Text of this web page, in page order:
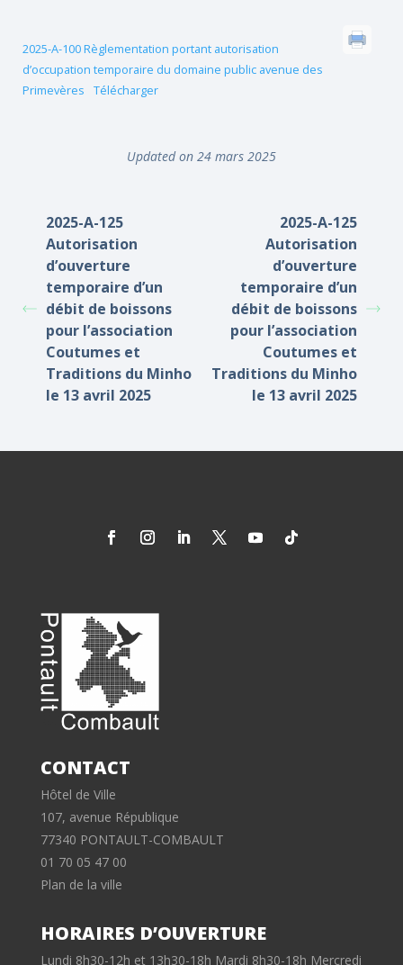
2025-A-100 Règlementation portant autorisation
d’occupation temporaire du domaine public avenue des
Primevères
Télécharger
Updated on 24 mars 2025
2025-A-125
Autorisation
d’ouverture
temporaire d’un
débit de boissons
pour l’association
Coutumes et
Traditions du Minho
le 13 avril 2025
2025-A-125
Autorisation
d’ouverture
temporaire d’un
débit de boissons
pour l’association
Coutumes et
Traditions du Minho
le 13 avril 2025
CONTACT
Hôtel de Ville
107, avenue République
77340 PONTAULT-COMBAULT
01 70 05 47 00
Plan de la ville
HORAIRES D’OUVERTURE
Lundi 8h30-12h et 13h30-18h Mardi 8h30-18h Mercredi